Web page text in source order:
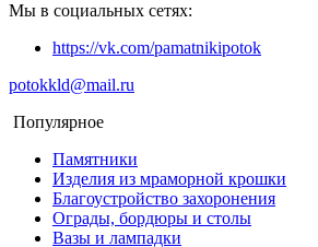
Мы в социальных сетях:
https://vk.com/pamatnikipotok
potokkld@mail.ru
Популярное
Памятники
Изделия из мраморной крошки
Благоустройство захоронения
Ограды, бордюры и столы
Вазы и лампадки